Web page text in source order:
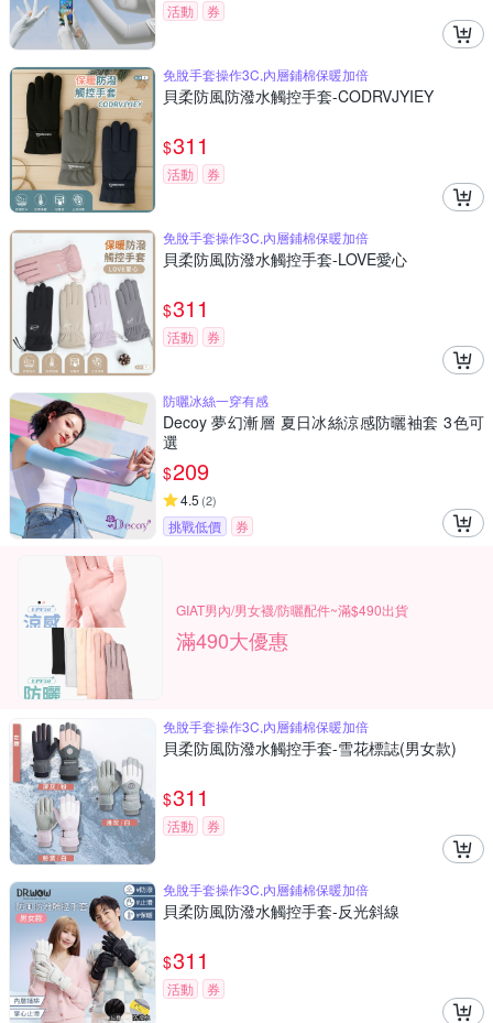
活動 券
免脫手套操作3C,內層鋪棉保暖加倍
貝柔防風防潑水觸控手套-CODRVJYIEY
$311
活動 券
免脫手套操作3C,內層鋪棉保暖加倍
貝柔防風防潑水觸控手套-LOVE愛心
$311
活動 券
防曬冰絲一穿有感
Decoy 夢幻漸層 夏日冰絲涼感防曬袖套 3色可
選
$209
4.5 (2)
挑戰低價 券
GIAT男內/男女襪/防曬配件~滿$490出貨
滿490大優惠
免脫手套操作3C,內層鋪棉保暖加倍
貝柔防風防潑水觸控手套-雪花標誌(男女款)
$311
活動 券
免脫手套操作3C,內層鋪棉保暖加倍
貝柔防風防潑水觸控手套-反光斜線
$311
活動 券